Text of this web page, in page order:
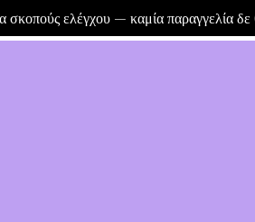
σκοπούς ελέγχου — καμία παραγγελία